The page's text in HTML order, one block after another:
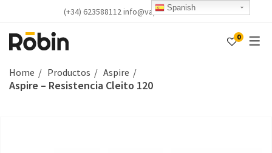
(+34) 623588112 info@vapealicante.com
0
Home Productos Aspire
Aspire – Resistencia Cleito 120
Spanish